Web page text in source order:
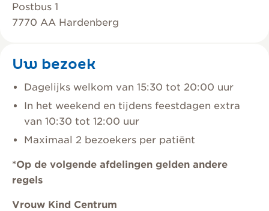
Postbus 1
7770 AA Hardenberg
Uw bezoek
Dagelijks welkom van 15:30 tot 20:00 uur
In het weekend en tijdens feestdagen extra
van 10:30 tot 12:00 uur
Maximaal 2 bezoekers per patiënt
*Op de volgende afdelingen gelden andere
regels
Vrouw Kind Centrum